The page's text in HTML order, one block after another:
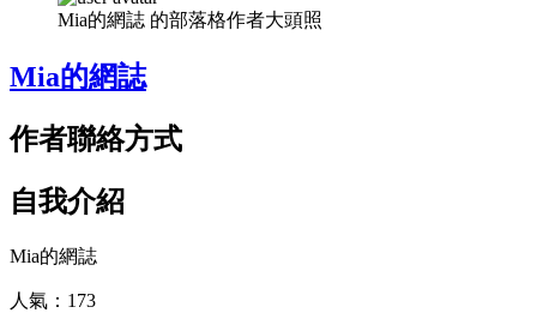
Mia的網誌 的部落格作者大頭照
Mia的網誌
作者聯絡方式
自我介紹
Mia的網誌
人氣： 173